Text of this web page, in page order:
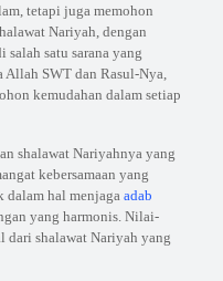
tetapi juga memohon
Nariyah, dengan
satu sarana yang
SWT dan Rasul-Nya,
kemudahan dalam setiap
shalawat Nariyahnya yang
kebersamaan yang
dalam hal menjaga adab
yang harmonis. Nilai-
dari shalawat Nariyah yang